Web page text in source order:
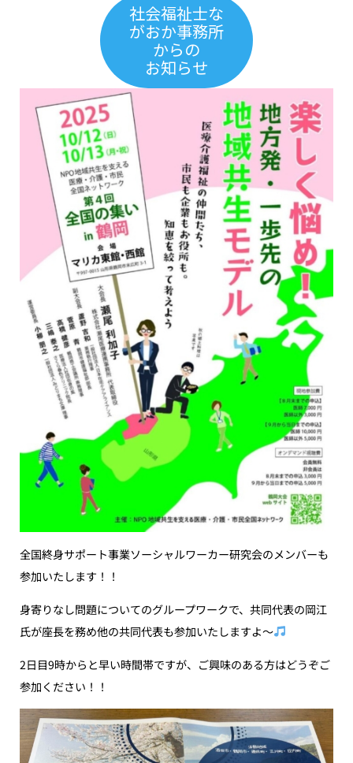
社会福祉士な
がおか事務所
からの
お知らせ
全国終身サポート事業ソーシャルワーカー研究会のメンバーも
参加いたします！！
身寄りなし問題についてのグループワークで、共同代表の岡江
氏が座長を務め他の共同代表も参加いたしますよ〜
2日目9時からと早い時間帯ですが、ご興味のある方はどうぞご
参加ください！！